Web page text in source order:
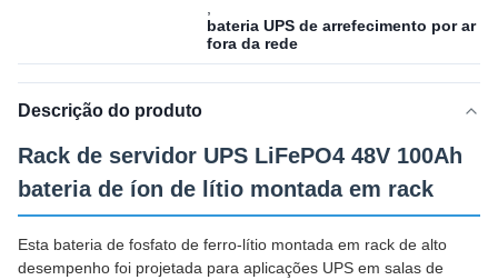
bateria UPS de arrefecimento por ar
fora da rede
Descrição do produto
Rack de servidor UPS LiFePO4 48V 100Ah
bateria de íon de lítio montada em rack
Esta bateria de fosfato de ferro-lítio montada em rack de alto
desempenho foi projetada para aplicações UPS em salas de